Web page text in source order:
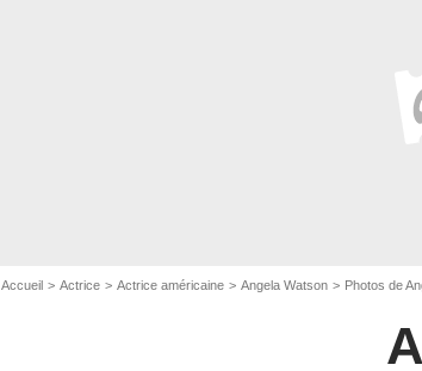
Accueil Actrice Actrice américaine Angela Watson Photos de